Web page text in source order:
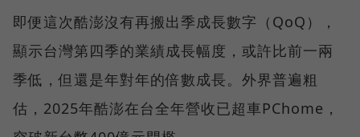
即便這次酷澎沒有再搬出季成長數字（QoQ），
顯示台灣第四季的業績成長幅度，或許比前一兩
季低，但還是年對年的倍數成長。外界普遍粗
估，2025年酷澎在台全年營收已超車PChome，